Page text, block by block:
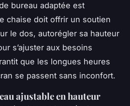
bureau adaptée est
chaise doit offrir un soutien
le dos, autorégler sa hauteur
s’ajuster aux besoins
que les longues heures
se passent sans inconfort.
ajustable en hauteur